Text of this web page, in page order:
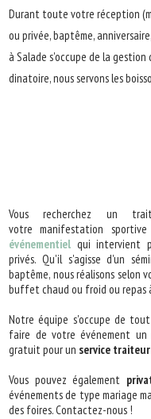
Durant toute votre réception
ou privée, baptême,
à Salade s'occupe de la
dinatoire, nous servons les
Vous recherchez un
votre manifestation
événementiel qui intervient
privés. Qu'il s'agisse d'un
baptême, nous réalisons selon
buffet chaud ou froid ou repas
Notre équipe s'occupe de
faire de votre événement un
gratuit pour un service
Vous pouvez également
événements de type mariage
des foires. Contactez-nous !